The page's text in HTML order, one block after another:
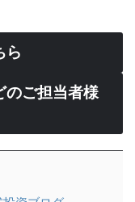
ら
のご担当者様